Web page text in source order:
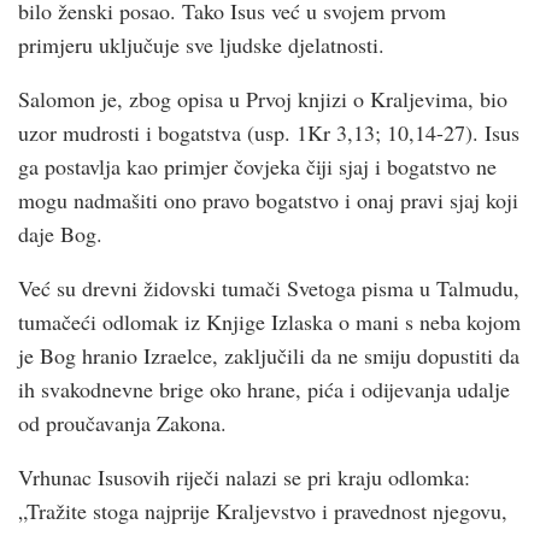
bilo ženski posao. Tako Isus već u svojem prvom
primjeru uključuje sve ljudske djelatnosti.
Salomon je, zbog opisa u Prvoj knjizi o Kraljevima, bio
uzor mudrosti i bogatstva (usp. 1Kr 3,13; 10,14-27). Isus
ga postavlja kao primjer čovjeka čiji sjaj i bogatstvo ne
mogu nadmašiti ono pravo bogatstvo i onaj pravi sjaj koji
daje Bog.
Već su drevni židovski tumači Svetoga pisma u Talmudu,
tumačeći odlomak iz Knjige Izlaska o mani s neba kojom
je Bog hranio Izraelce, zaključili da ne smiju dopustiti da
ih svakodnevne brige oko hrane, pića i odijevanja udalje
od proučavanja Zakona.
Vrhunac Isusovih riječi nalazi se pri kraju odlomka:
„Tražite stoga najprije Kraljevstvo i pravednost njegovu,